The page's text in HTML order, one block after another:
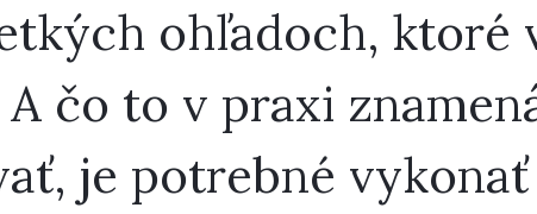
ohľadoch, ktoré
čo to v praxi
je potrebné